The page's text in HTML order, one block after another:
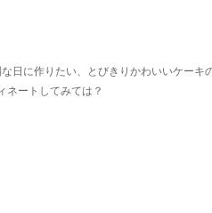
日に作りたい、とびきりかわいいケーキ
ネートしてみては？